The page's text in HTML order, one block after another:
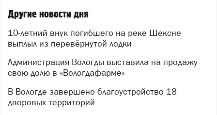
Другие новости дня
10-летний внук погибшего на реке Шексне
выплыл из перевёрнутой лодки
Администрация Вологды выставила на продажу
свою долю в «Вологдафарме»
В Вологде завершено благоустройство 18
дворовых территорий